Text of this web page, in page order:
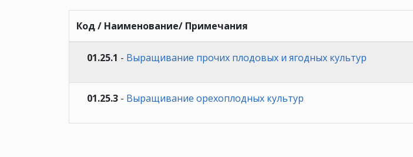
Код / Наименование/ Примечания
01.25.1 - Выращивание прочих плодовых и ягодных культур
01.25.3 - Выращивание орехоплодных культур